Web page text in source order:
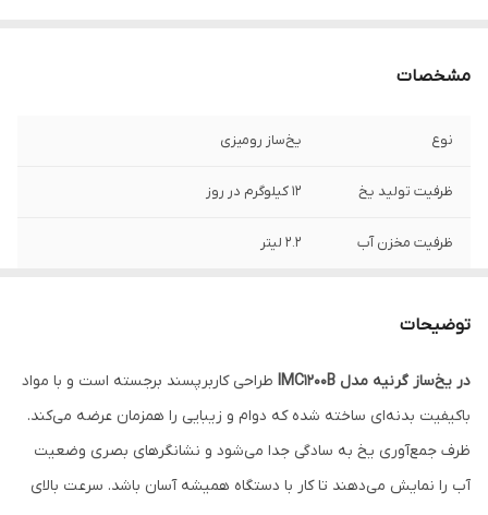
مشخصات
نوع یخ‌ساز رومیزی
ظرفیت تولید یخ 12 کیلوگرم در روز
ظرفیت مخزن آب 2.2 لیتر
چرخ
توان 120 وات
توضیحات
در یخ‌ساز گرنیه مدل IMC1200B
طراحی کاربرپسند برجسته است و با مواد
باکیفیت بدنه‌ای ساخته شده که دوام و زیبایی را همزمان عرضه می‌کند.
ظرف جمع‌آوری یخ به سادگی جدا می‌شود و نشانگرهای بصری وضعیت
آب را نمایش می‌دهند تا کار با دستگاه همیشه آسان باشد. سرعت بالای